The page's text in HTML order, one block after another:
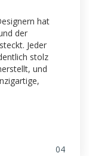
04
hat
der
Jeder
stolz
und